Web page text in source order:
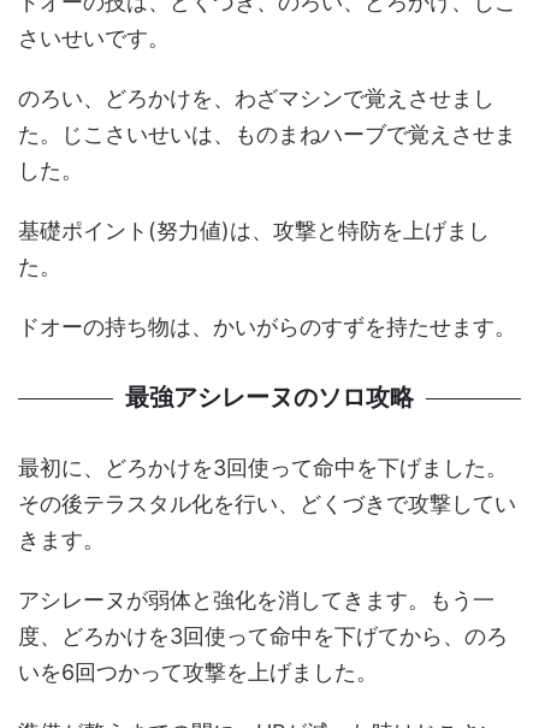
さいせいです。
のろい、どろかけを、わざマシンで覚えさせまし
た。じこさいせいは、ものまねハーブで覚えさせま
した。
基礎ポイント(努力値)は、攻撃と特防を上げまし
た。
ドオーの持ち物は、かいがらのすずを持たせます。
最強アシレーヌのソロ攻略
最初に、どろかけを3回使って命中を下げました。
その後テラスタル化を行い、どくづきで攻撃してい
きます。
アシレーヌが弱体と強化を消してきます。もう一
度、どろかけを3回使って命中を下げてから、のろ
いを6回つかって攻撃を上げました。